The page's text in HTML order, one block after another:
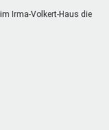
Irma-Volkert-Haus die